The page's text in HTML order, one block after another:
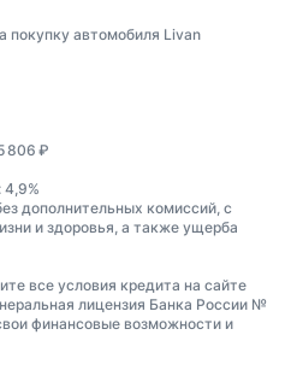
покупку автомобиля Livan
806 ₽
4,9%
дополнительных комиссий, с
и здоровья, а также ущерба
все условия кредита на сайте
лицензия Банка России №
финансовые возможности и